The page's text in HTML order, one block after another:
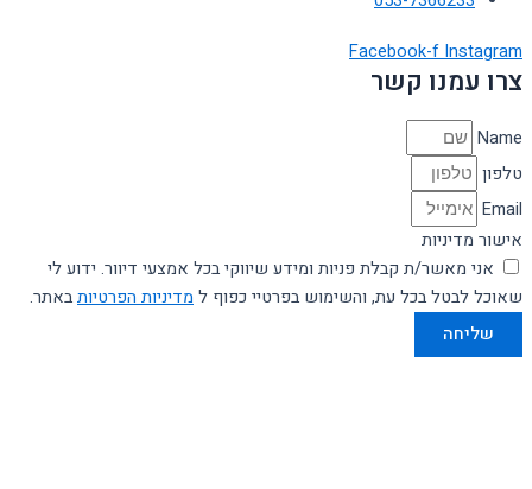
Facebook-f Instagram
צרו עמנו קשר
Name
טלפון
Email
אישור מדיניות
אני מאשר/ת קבלת פניות ומידע שיווקי בכל אמצעי דיוור. ידוע לי
שאוכל לבטל בכל עת, והשימוש בפרטיי כפוף ל מדיניות הפרטיותבאתר.
שליחה